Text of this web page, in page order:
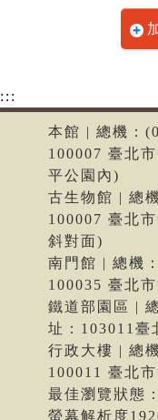
:::
本館 | 總機：
100007 臺北
平公園內)
古生物館 | 總
100007 臺北
斜對面)
南門館 | 總機
100035 臺北
鐵道部園區 |
址：103011臺
行政大樓 | 總
100011 臺北
最佳瀏覽狀態
螢幕解析度